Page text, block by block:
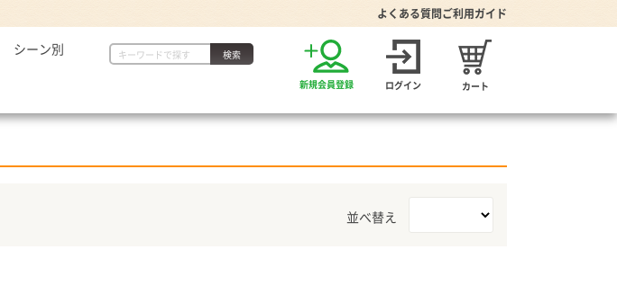
よくある質問ご利用ガイド
漬物・薬味 お得な定期便
紅生姜
とん汁
シーン別
初めての方へ
贈り物に
新規会員登録 ログイン カート
並べ替え